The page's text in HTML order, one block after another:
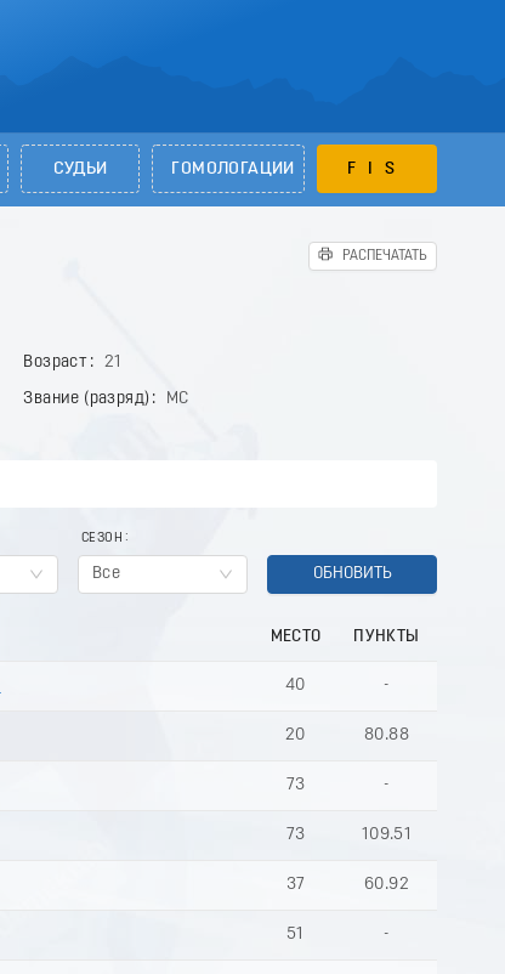
СУДЬИ ГОМОЛОГАЦИИ FIS
РАСПЕЧАТАТЬ
Возраст
21
Звание (разряд) МС
СЕЗОН
Все ОБНОВИТЬ
МЕСТО ПУНКТЫ
40 -
20 80.88
73 -
73 109.51
37 60.92
51 -